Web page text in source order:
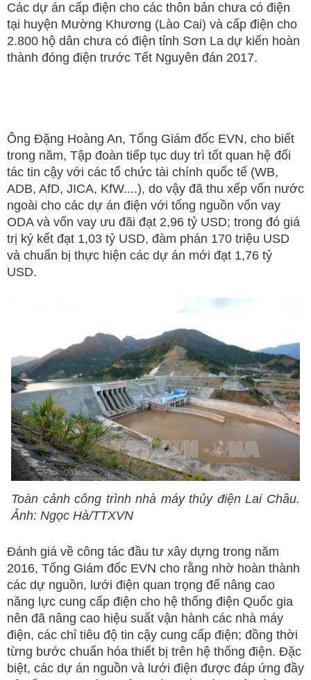
Các dự án cấp điện cho các thôn bản chưa có điện
tại huyện Mường Khương (Lào Cai) và cấp điện cho
2.800 hộ dân chưa có điện tỉnh Sơn La dự kiến hoàn
thành đóng điện trước Tết Nguyên đán 2017.
Ông Đặng Hoàng An, Tổng Giám đốc EVN, cho biết
trong năm, Tập đoàn tiếp tục duy trì tốt quan hệ đối
tác tin cậy với các tổ chức tài chính quốc tế (WB,
ADB, AfD, JICA, KfW....), do vậy đã thu xếp vốn nước
ngoài cho các dự án điện với tổng nguồn vốn vay
ODA và vốn vay ưu đãi đạt 2,96 tỷ USD; trong đó giá
trị ký kết đạt 1,03 tỷ USD, đàm phán 170 triệu USD
và chuẩn bị thực hiện các dự án mới đạt 1,76 tỷ
USD.
Toàn cảnh công trình nhà máy thủy điện Lai Châu.
Ảnh: Ngọc Hà/TTXVN
Đánh giá về công tác đầu tư xây dựng trong năm
2016, Tổng Giám đốc EVN cho rằng nhờ hoàn thành
các dự nguồn, lưới điện quan trọng để nâng cao
năng lực cung cấp điện cho hệ thống điện Quốc gia
nên đã nâng cao hiệu suất vận hành các nhà máy
điện, các chỉ tiêu độ tin cậy cung cấp điện; đồng thời
từng bước chuẩn hóa thiết bị trên hệ thống điện. Đặc
biệt, các dự án nguồn và lưới điện được đáp ứng đầy